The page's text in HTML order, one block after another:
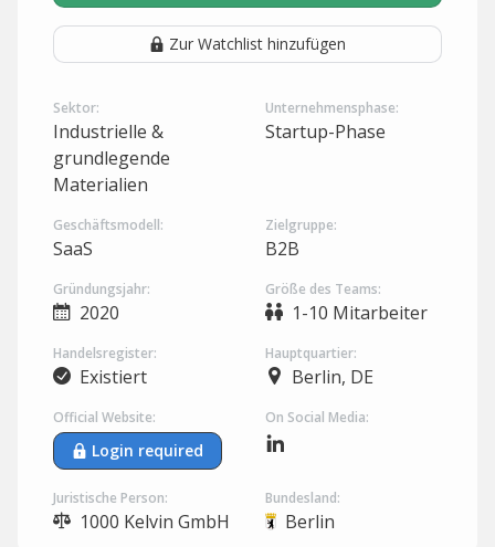
Zur Watchlist hinzufügen
Sektor:
Industrielle &
grundlegende
Materialien
Unternehmensphase:
Startup-Phase
Geschäftsmodell:
SaaS
Zielgruppe:
B2B
Gründungsjahr:
2020
Größe des Teams:
1-10 Mitarbeiter
Handelsregister:
Existiert
Hauptquartier:
Berlin, DE
Official Website:
Login required
On Social Media:
Juristische Person:
1000 Kelvin GmbH
Bundesland:
Berlin